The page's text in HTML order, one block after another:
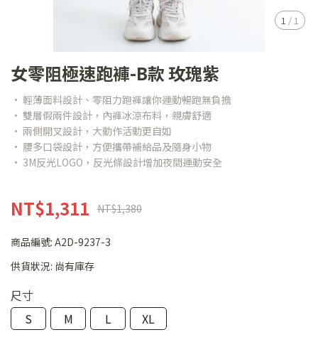
1 / 1
女零阻極速跑褲-B款 玫瑰紫
• 輕薄面料設計、零阻力跑褲讓你運動暢跑無負擔
• 雙層假兩件設計，內褲冰涼布料，親膚舒適
• 兩側開叉設計，大動作活動更自如
• 腰多口袋設計，方便攜帶補給品及隨身小物
• 3M反光LOGO，反光條設計增加夜間運動安全
NT$1,311 NT$1,380
商品編號: A2D-9237-3
供貨狀況: 尚有庫存
尺寸
S
M L XL